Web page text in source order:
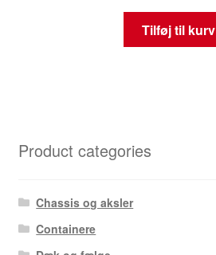
Tilføj til kurv
Product categories
Chassis og aksler
Containere